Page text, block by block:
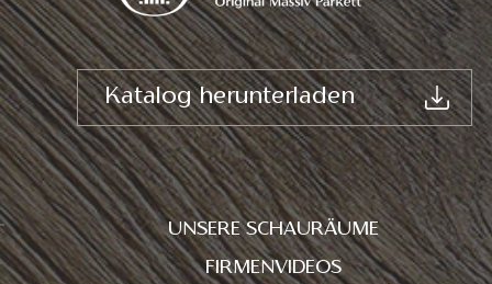
Katalog herunterladen
UNSERE SCHAURÄUME
FIRMENVIDEOS